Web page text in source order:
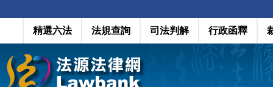
精選六法 法規查詢 司法判解 行政函釋